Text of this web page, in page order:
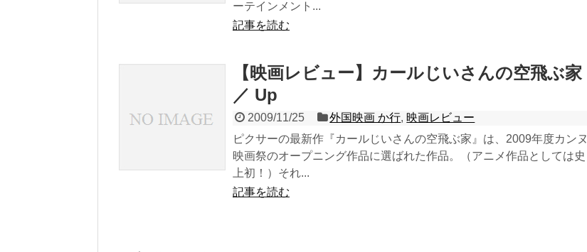
ーテインメント...
記事を読む
【映画レビュー】カールじいさんの空飛ぶ家
／ Up
2009/11/25 外国映画 か行, 映画レビュー
ピクサーの最新作『カールじいさんの空飛ぶ家』は、2009年度カンヌ
映画祭のオープニング作品に選ばれた作品。（アニメ作品としては史
上初！）それ...
記事を読む